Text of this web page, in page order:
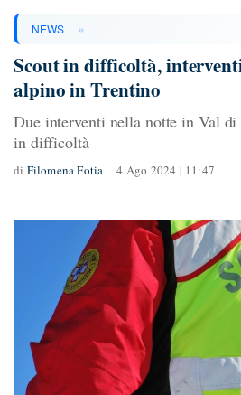
NEWS »
Scout in difficoltà,
alpino in Trentino
Due interventi nella notte in Val
in difficoltà
di Filomena Fotia 4 Ago 2024 | 11:47